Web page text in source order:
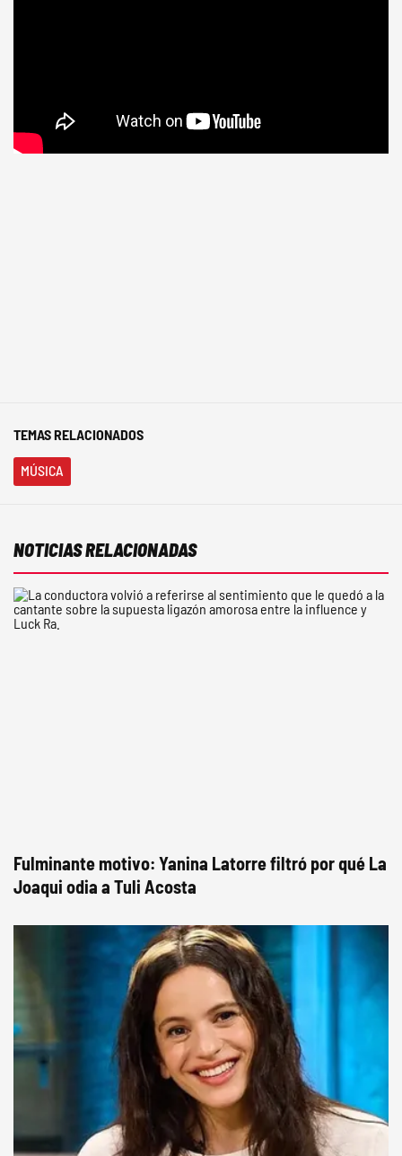
TEMAS RELACIONADOS
MÚSICA
NOTICIAS RELACIONADAS
Fulminante motivo: Yanina Latorre filtró por qué La
Joaqui odia a Tuli Acosta